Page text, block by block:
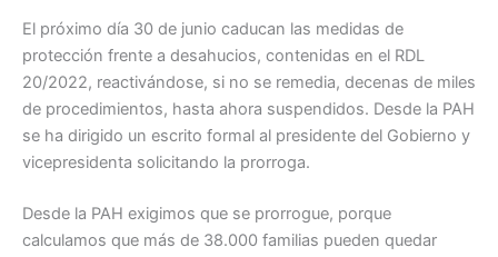
El próximo día 30 de junio caducan las medidas de
protección frente a desahucios, contenidas en el RDL
20/2022, reactivándose, si no se remedia, decenas de miles
de procedimientos, hasta ahora suspendidos. Desde la PAH
se ha dirigido un escrito formal al presidente del Gobierno y
vicepresidenta solicitando la prorroga.
Desde la PAH exigimos que se prorrogue, porque
calculamos que más de 38.000 familias pueden quedar